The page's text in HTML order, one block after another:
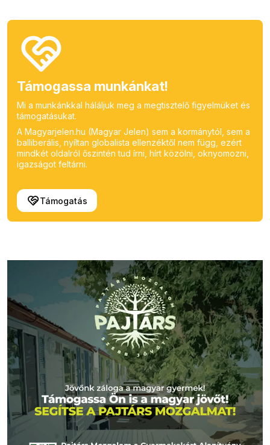
Támogassa munkánkat!
Mi a munkánkkal háláljuk meg a megtisztelő figyelmüket és
támogatásukat.
A Magyarjelen.hu (Magyar Jelen) sem a kormánytól, sem a
balliberális, nyíltan globalista ellenzéktől nem függ, ezért
mindkét oldalról őszintén tud írni, hírt közölni, oknyomozni,
igazságot feltárni.
Támogatás